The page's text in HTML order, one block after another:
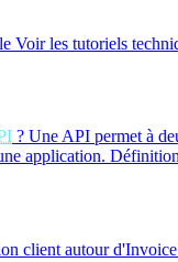
Voir les tutoriels
? Une API permet à
application. Définition
client autour